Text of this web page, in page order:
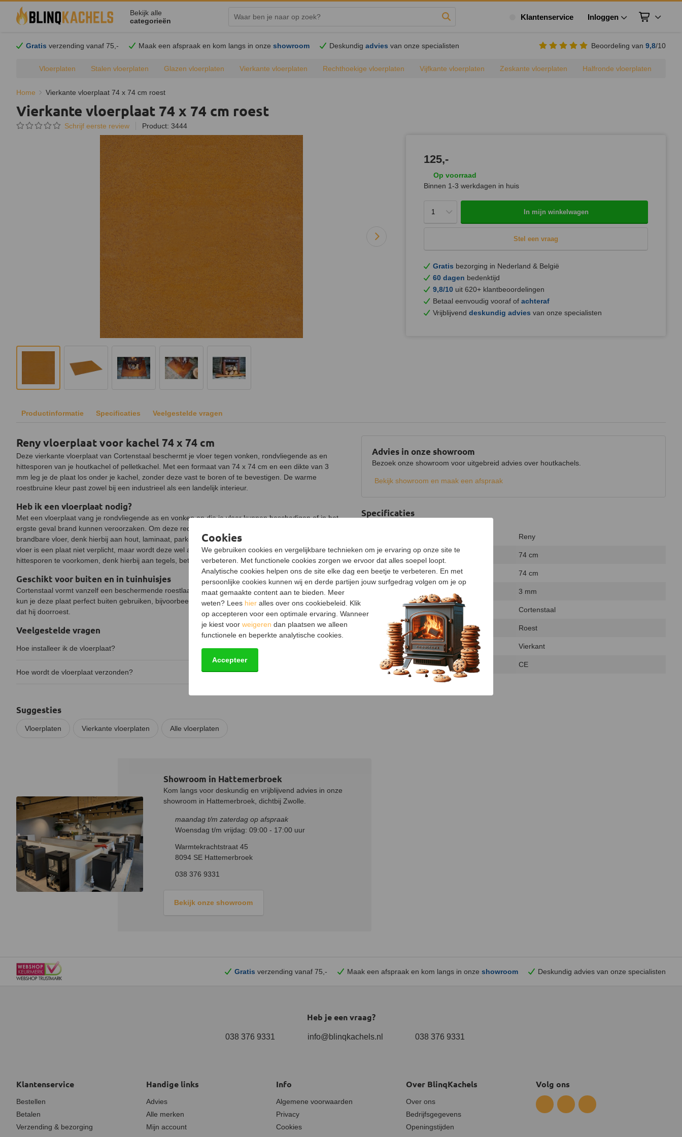
Bekijk alle
categorieën
Klantenservice Inloggen Winkelwagen
Gratis verzending vanaf 75,- Maak een afspraak en kom langs in onzeshowroom Deskundigadvies van onze specialisten Beoordeling van 9,8/10
Vloerplaten Stalen vloerplaten Glazen vloerplaten Vierkante vloerplaten Rechthoekige vloerplaten Vijfkante vloerplaten Zeskante vloerplaten Halfronde vloerplaten
Home Vierkante vloerplaat 74 x 74 cm roest
Vierkante vloerplaat 74 x 74 cm roest
Schrijf eerste review Product: 3444
125,-
Op voorraad
Binnen 1-3 werkdagen in huis
In mijn winkelwagen
Stel een vraag
Gratis bezorging in Nederland & België
60 dagen bedenktijd
9,8/10 uit 620+ klantbeoordelingen
Betaal eenvoudig vooraf of achteraf
Vrijblijvend deskundig advies van onze specialisten
Productinformatie Specificaties Veelgestelde vragen
Reny vloerplaat voor kachel 74 x 74 cm
Deze vierkante vloerplaat van Cortenstaal beschermt je vloer tegen vonken, rondvliegende as en
hittesporen van je houtkachel of pelletkachel. Met een formaat van 74 x 74 cm en een dikte van 3
mm leg je de plaat los onder je kachel, zonder deze vast te boren of te bevestigen. De warme
roestbruine kleur past zowel bij een industrieel als een landelijk interieur.
Heb ik een vloerplaat nodig?
Met een vloerplaat vang je rondvliegende as en vonken op die je vloer kunnen beschadigen of in het
ergste geval brand kunnen veroorzaken. Om deze reden is een vloerplaat verplicht bij een
brandbare vloer, denk hierbij aan hout, laminaat, parket, vinyl of een vloerkleed. Bij een onbrandbare
vloer is een plaat niet verplicht, maar wordt deze wel aangeraden om krassen, asvlekken en
hittesporen te voorkomen, denk hierbij aan tegels, beton of natuursteen.
Geschikt voor buiten en in tuinhuisjes
Cortenstaal vormt vanzelf een beschermende roestlaag die het staal eronder afschermt. Daardoor
kun je deze plaat perfect buiten gebruiken, bijvoorbeeld onder een tuinhaard of terraskachel, zonder
dat hij doorroest.
Veelgestelde vragen
Hoe installeer ik de vloerplaat?
Hoe wordt de vloerplaat verzonden?
Advies in onze showroom
Bezoek onze showroom voor uitgebreid advies over houtkachels.
Bekijk showroom en maak een afspraak
Specificaties
Reny
Breedte 74 cm
Diepte 74 cm
3 mm
Cortenstaal
Roest
Vierkant
Keurmerk CE
Suggesties
Vloerplaten Vierkante vloerplaten Alle vloerplaten
Showroom in Hattemerbroek
Kom langs voor deskundig en vrijblijvend advies in onze
showroom in Hattemerbroek, dichtbij Zwolle.
maandag t/m zaterdag op afspraak
Woensdag t/m vrijdag: 09:00 - 17:00 uur
Warmtekrachtstraat 45
8094 SE Hattemerbroek
038 376 9331
Bekijk onze showroom
Gratis verzending vanaf 75,- Maak een afspraak en kom langs in onze showroom Deskundig advies van onze specialisten
Heb je een vraag?
038 376 9331 info@blinqkachels.nl 038 376 9331
Klantenservice
Bestellen
Betalen
Verzending & bezorging
Handige links
Advies
Alle merken
Mijn account
Info
Algemene voorwaarden
Privacy
Cookies
Over BlinqKachels
Over ons
Bedrijfsgegevens
Openingstijden
Volg ons
Cookies
We gebruiken cookies en vergelijkbare technieken om je ervaring op onze site te
verbeteren. Met functionele cookies zorgen we ervoor dat alles soepel loopt.
Analytische cookies helpen ons de site elke dag een beetje te verbeteren. En met
persoonlijke cookies kunnen wij en derde partijen jouw surfgedrag volgen om je op
maat gemaakte content aan te bieden. Meer
weten? Lees hier alles over ons cookiebeleid. Klik
op accepteren voor een optimale ervaring. Wanneer
je kiest voor weigeren dan plaatsen we alleen
functionele en beperkte analytische cookies.
Accepteer